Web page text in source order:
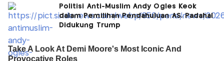
Politisi Anti-Muslim Andy Ogles Keok
dalam Pemilihan Pendahuluan AS, Padahal
Didukung Trump